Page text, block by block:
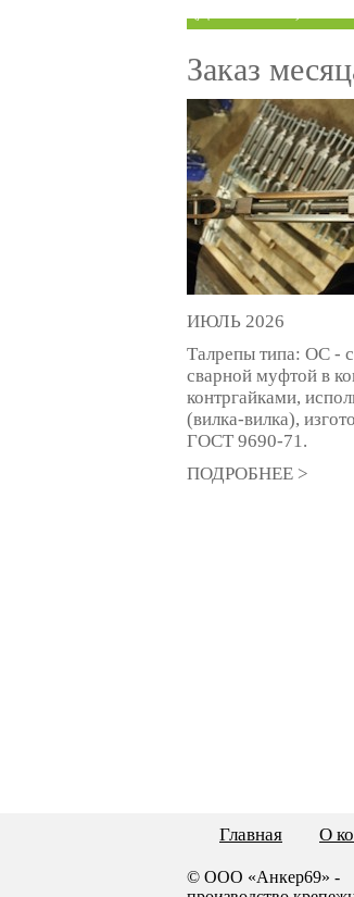
Заказ
ИЮЛЬ 2026
Талрепы типа: ОС -
сварной муфтой в
контргайками,
(вилка-вилка),
ГОСТ 9690-71.
ПОДРОБНЕЕ >
Главная О
© ООО «Анкер69» -